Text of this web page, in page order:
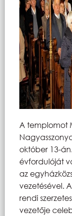
A templomot
október 13-
évfordulóját
az
vezetésével.
rendi
vezetője